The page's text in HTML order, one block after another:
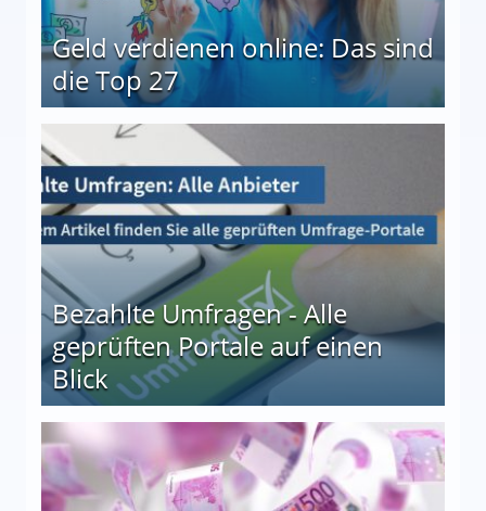
Geld verdienen online: Das sind
die Top 27
Bezahlte Umfragen - Alle
geprüften Portale auf einen
Blick
auf einen Blick